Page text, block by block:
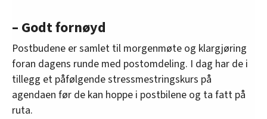
– Godt fornøyd
Postbudene er samlet til morgenmøte og klargjøring
foran dagens runde med postomdeling. I dag har de i
tillegg et påfølgende stressmestringskurs på
agendaen før de kan hoppe i postbilene og ta fatt på
ruta.